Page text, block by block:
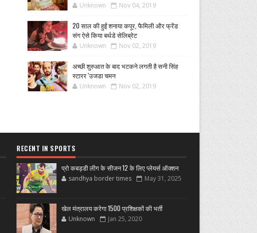
Unknown Nov 04, 2019
20 साल की हुईं शनाया कपूर, फैमिली और फ्रेंड
संग ऐसे किया बर्थडे सेलिब्रेट
Unknown Nov 02, 2019
अच्छी शुरुआत के बाद भटकने लगती है सनी सिंह
स्टारर 'उजडा चमन
Unknown Nov 02, 2019
RECENT IN SPORTS
प्रो कबड्डी लीग के सीजन 12 के लिए प्लेयर्स ऑक्शन
sandhya border times May 31, 2025
खेल मंत्रालय करेगा 1500 प्रशिक्षकों की भर्ती
Unknown Jan 25, 2020